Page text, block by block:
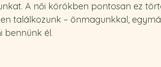
A női körökben pontosan ez
találkozunk – önmagunkkal,
bennünk él.